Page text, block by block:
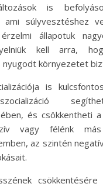
is
ami súlyvesztéshez
állapotuk
kell arra,
környezetet
is
és csökkentheti
vagy félénk
az szintén